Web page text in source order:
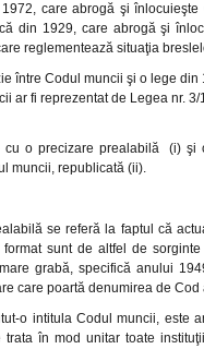
care abrogă şi
din 1929, care abrogă şi
reglementează situaţia
între Codul muncii şi o lege
ar fi reprezentat de Legea nr.
cu o precizare prealabilă (i)
muncii, republicată (ii).
se referă la faptul că
sunt de altfel de
grabă, specifică anului
care poartă denumirea de Cod
o intitula Codul muncii, este
în mod unitar toate